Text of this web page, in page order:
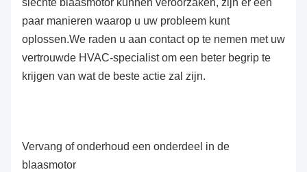
slechte blaasmotor kunnen veroorzaken, zijn er een
paar manieren waarop u uw probleem kunt
oplossen.We raden u aan contact op te nemen met uw
vertrouwde HVAC-specialist om een beter begrip te
krijgen van wat de beste actie zal zijn.
Vervang of onderhoud een onderdeel in de
blaasmotor